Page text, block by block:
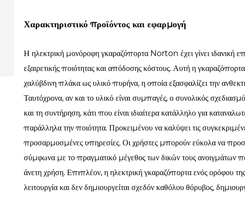
Χαρακτηριστικό προϊόντος και εφαρμογή
Η ηλεκτρική μονόροφη γκαραζόπορτα Norton έχει γίνει ιδανική
εξαιρετικής ποιότητας και απόδοσης κόστους. Αυτή η
χαλύβδινη πλάκα ως υλικό πυρήνα, η οποία εξασφαλίζει την
Ταυτόχρονα, αν και το υλικό είναι συμπαγές, ο συνολικός
και τη συντήρηση, κάτι που είναι ιδιαίτερα κατάλληλο για
παράλληλα την ποιότητα. Προκειμένου να καλύψει τις
προσαρμοσμένες υπηρεσίες. Οι χρήστες μπορούν εύκολα να
σύμφωνα με το πραγματικό μέγεθος των δικών τους ανοιγμάτων
άνετη χρήση. Επιπλέον, η ηλεκτρική γκαραζόπορτα ενός ορόφου
λειτουργία και δεν δημιουργείται σχεδόν καθόλου θόρυβος,